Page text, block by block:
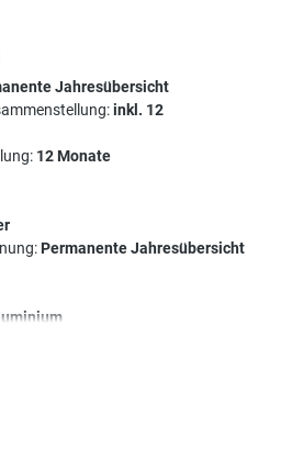
Jahresübersicht
inkl. 12
12 Monate
Permanente Jahresübersicht